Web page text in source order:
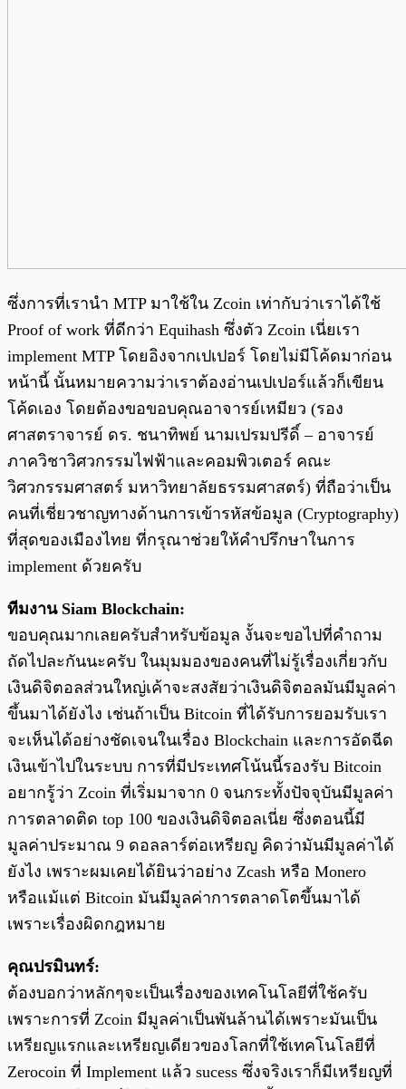
ซึ่งการที่เรานำ MTP มาใช้ใน Zcoin เท่ากับว่าเราได้ใช้
Proof of work ที่ดีกว่า Equihash ซึ่งตัว Zcoin เนี่ยเรา
implement MTP โดยอิงจากเปเปอร์ โดยไม่มีโค้ดมาก่อน
หน้านี้ นั้นหมายความว่าเราต้องอ่านเปเปอร์แล้วก็เขียน
โค้ดเอง โดยต้องขอขอบคุณอาจารย์เหมียว (รอง
ศาสตราจารย์ ดร. ชนาทิพย์ นามเปรมปรีดิ์ – อาจารย์
ภาควิชาวิศวกรรมไฟฟ้าและคอมพิวเตอร์ คณะ
วิศวกรรมศาสตร์ มหาวิทยาลัยธรรมศาสตร์) ที่ถือว่าเป็น
คนที่เชี่ยวชาญทางด้านการเข้ารหัสข้อมูล (Cryptography)
ที่สุดของเมืองไทย ที่กรุณาช่วยให้คำปรึกษาในการ
implement ด้วยครับ
ทีมงาน Siam Blockchain:
ขอบคุณมากเลยครับสำหรับข้อมูล งั้นจะขอไปที่คำถาม
ถัดไปละกันนะครับ ในมุมมองของคนที่ไม่รู้เรื่องเกี่ยวกับ
เงินดิจิตอลส่วนใหญ่เค้าจะสงสัยว่าเงินดิจิตอลมันมีมูลค่า
ขึ้นมาได้ยังไง เช่นถ้าเป็น Bitcoin ที่ได้รับการยอมรับเรา
จะเห็นได้อย่างชัดเจนในเรื่อง Blockchain และการอัดฉีด
เงินเข้าไปในระบบ การที่มีประเทศโน้นนี้รองรับ Bitcoin
อยากรู้ว่า Zcoin ที่เริ่มมาจาก 0 จนกระทั้งปัจจุบันมีมูลค่า
การตลาดติด top 100 ของเงินดิจิตอลเนี่ย ซึ่งตอนนี้มี
มูลค่าประมาณ 9 ดอลลาร์ต่อเหรียญ คิดว่ามันมีมูลค่าได้
ยังไง เพราะผมเคยได้ยินว่าอย่าง Zcash หรือ Monero
หรือแม้แต่ Bitcoin มันมีมูลค่าการตลาดโตขึ้นมาได้
เพราะเรื่องผิดกฎหมาย
คุณปรมินทร์:
ต้องบอกว่าหลักๆจะเป็นเรื่องของเทคโนโลยีที่ใช้ครับ
เพราะการที่ Zcoin มีมูลค่าเป็นพันล้านได้เพราะมันเป็น
เหรียญแรกและเหรียญเดียวของโลกที่ใช้เทคโนโลยีที่
Zerocoin ที่ Implement แล้ว sucess ซึ่งจริงเราก็มีเหรียญที่